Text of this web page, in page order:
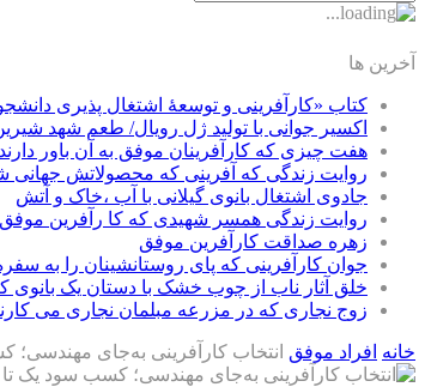
آخرین ها
کتاب «کارآفرینی و توسعۀ اشتغال پذیری
اکسیر جوانی با تولید ژل رویال/ طعم شهد
هفت چیزی که کارآفرینان موفق به آن باور دارند
روایت زندگی که آفرینی که محصولاتش جهانی
جادوی اشتغال بانوی گیلانی با آب ،خاک و آتش
روایت زندگی همسر شهیدی که کا رآفرین
زهره صداقت کارآفرین موفق
جوان کارآفرینی که پای روستانشینان را به
خلق آثار ناب از چوب خشک با دستان یک بانوی
زوج نجاری که در مزرعه مبلمان نجاری می
خانه افراد موفق انتخاب کارآفرینی به‌جای مهندسی؛ کسب سود یک تا ۱.۵